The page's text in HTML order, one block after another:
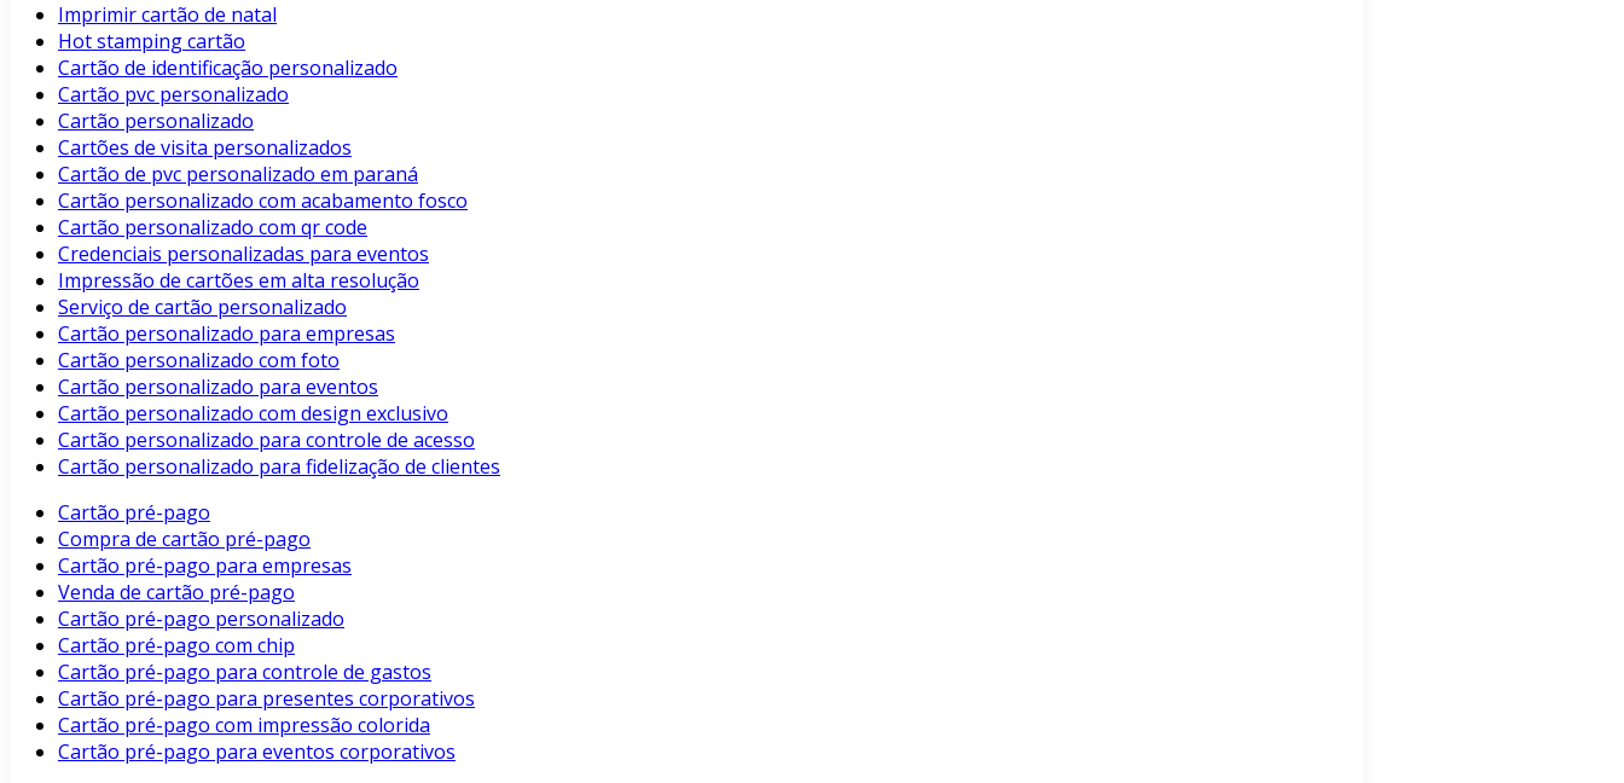
Imprimir cartão de natal
Hot stamping cartão
Cartão de identificação personalizado
Cartão pvc personalizado
Cartão personalizado
Cartões de visita personalizados
Cartão de pvc personalizado em paraná
Cartão personalizado com acabamento fosco
Cartão personalizado com qr code
Credenciais personalizadas para eventos
Impressão de cartões em alta resolução
Serviço de cartão personalizado
Cartão personalizado para empresas
Cartão personalizado com foto
Cartão personalizado para eventos
Cartão personalizado com design exclusivo
Cartão personalizado para controle de acesso
Cartão personalizado para fidelização de clientes
Cartão pré-pago
Compra de cartão pré-pago
Cartão pré-pago para empresas
Venda de cartão pré-pago
Cartão pré-pago personalizado
Cartão pré-pago com chip
Cartão pré-pago para controle de gastos
Cartão pré-pago para presentes corporativos
Cartão pré-pago com impressão colorida
Cartão pré-pago para eventos corporativos